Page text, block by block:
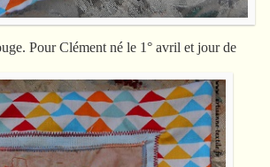
Pour Clément né le 1° avril et jour de